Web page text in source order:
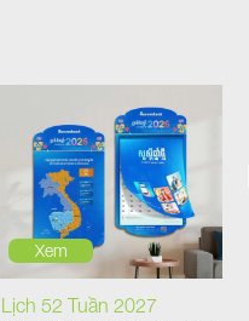
Xem
Lịch 52 Tuần 2027